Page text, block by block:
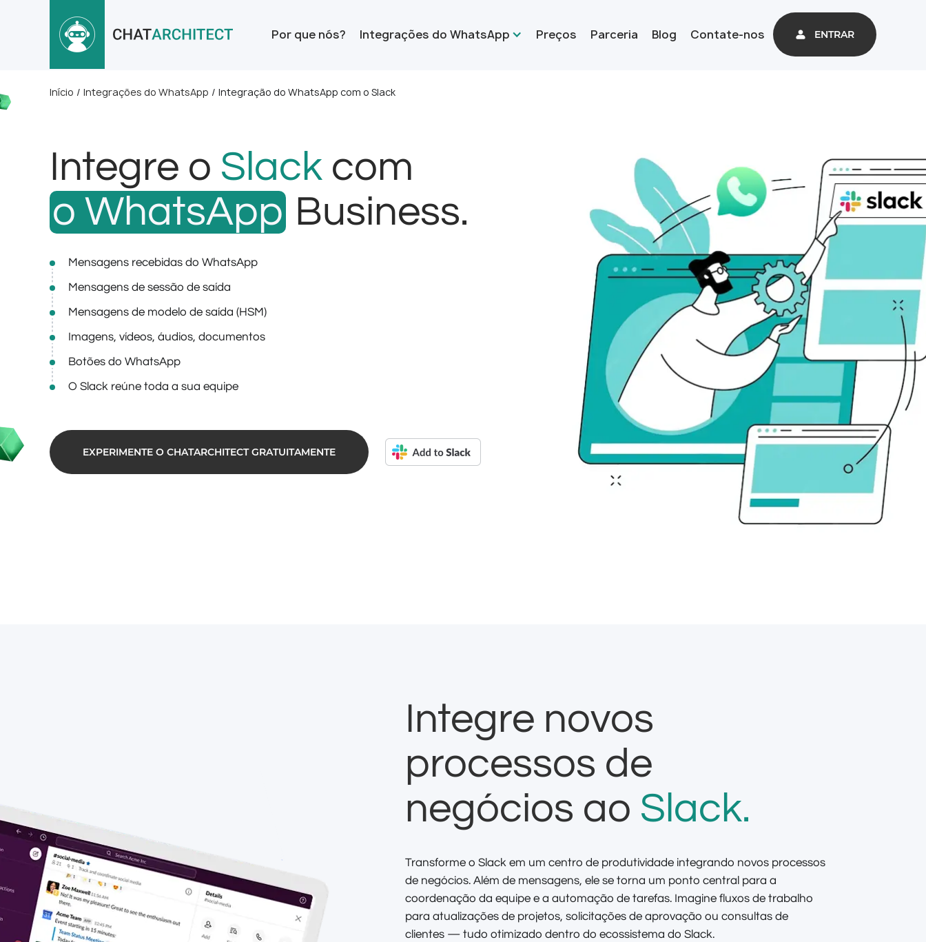
Por que nós? Integrações do WhatsApp Preços Parceria Blog Contate-nos ENTRAR
Início / Integrações do WhatsApp / Integração do WhatsApp com o Slack
Integre o Slack com
o WhatsApp Business.
Mensagens recebidas do WhatsApp
Mensagens de sessão de saída
Mensagens de modelo de saída (HSM)
Imagens, vídeos, áudios, documentos
Botões do WhatsApp
O Slack reúne toda a sua equipe
EXPERIMENTE O CHATARCHITECT GRATUITAMENTE
Integre novos
processos de
negócios ao Slack.
Transforme o Slack em um centro de produtividade integrando novos processos
de negócios. Além de mensagens, ele se torna um ponto central para a
coordenação da equipe e a automação de tarefas. Imagine fluxos de trabalho
para atualizações de projetos, solicitações de aprovação ou consultas de
clientes — tudo otimizado dentro do ecossistema do Slack.